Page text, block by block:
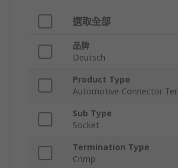
選取全部
品牌
Deutsch
Product Type
Automotive Connector
Sub Type
Socket
Termination Type
Crimp